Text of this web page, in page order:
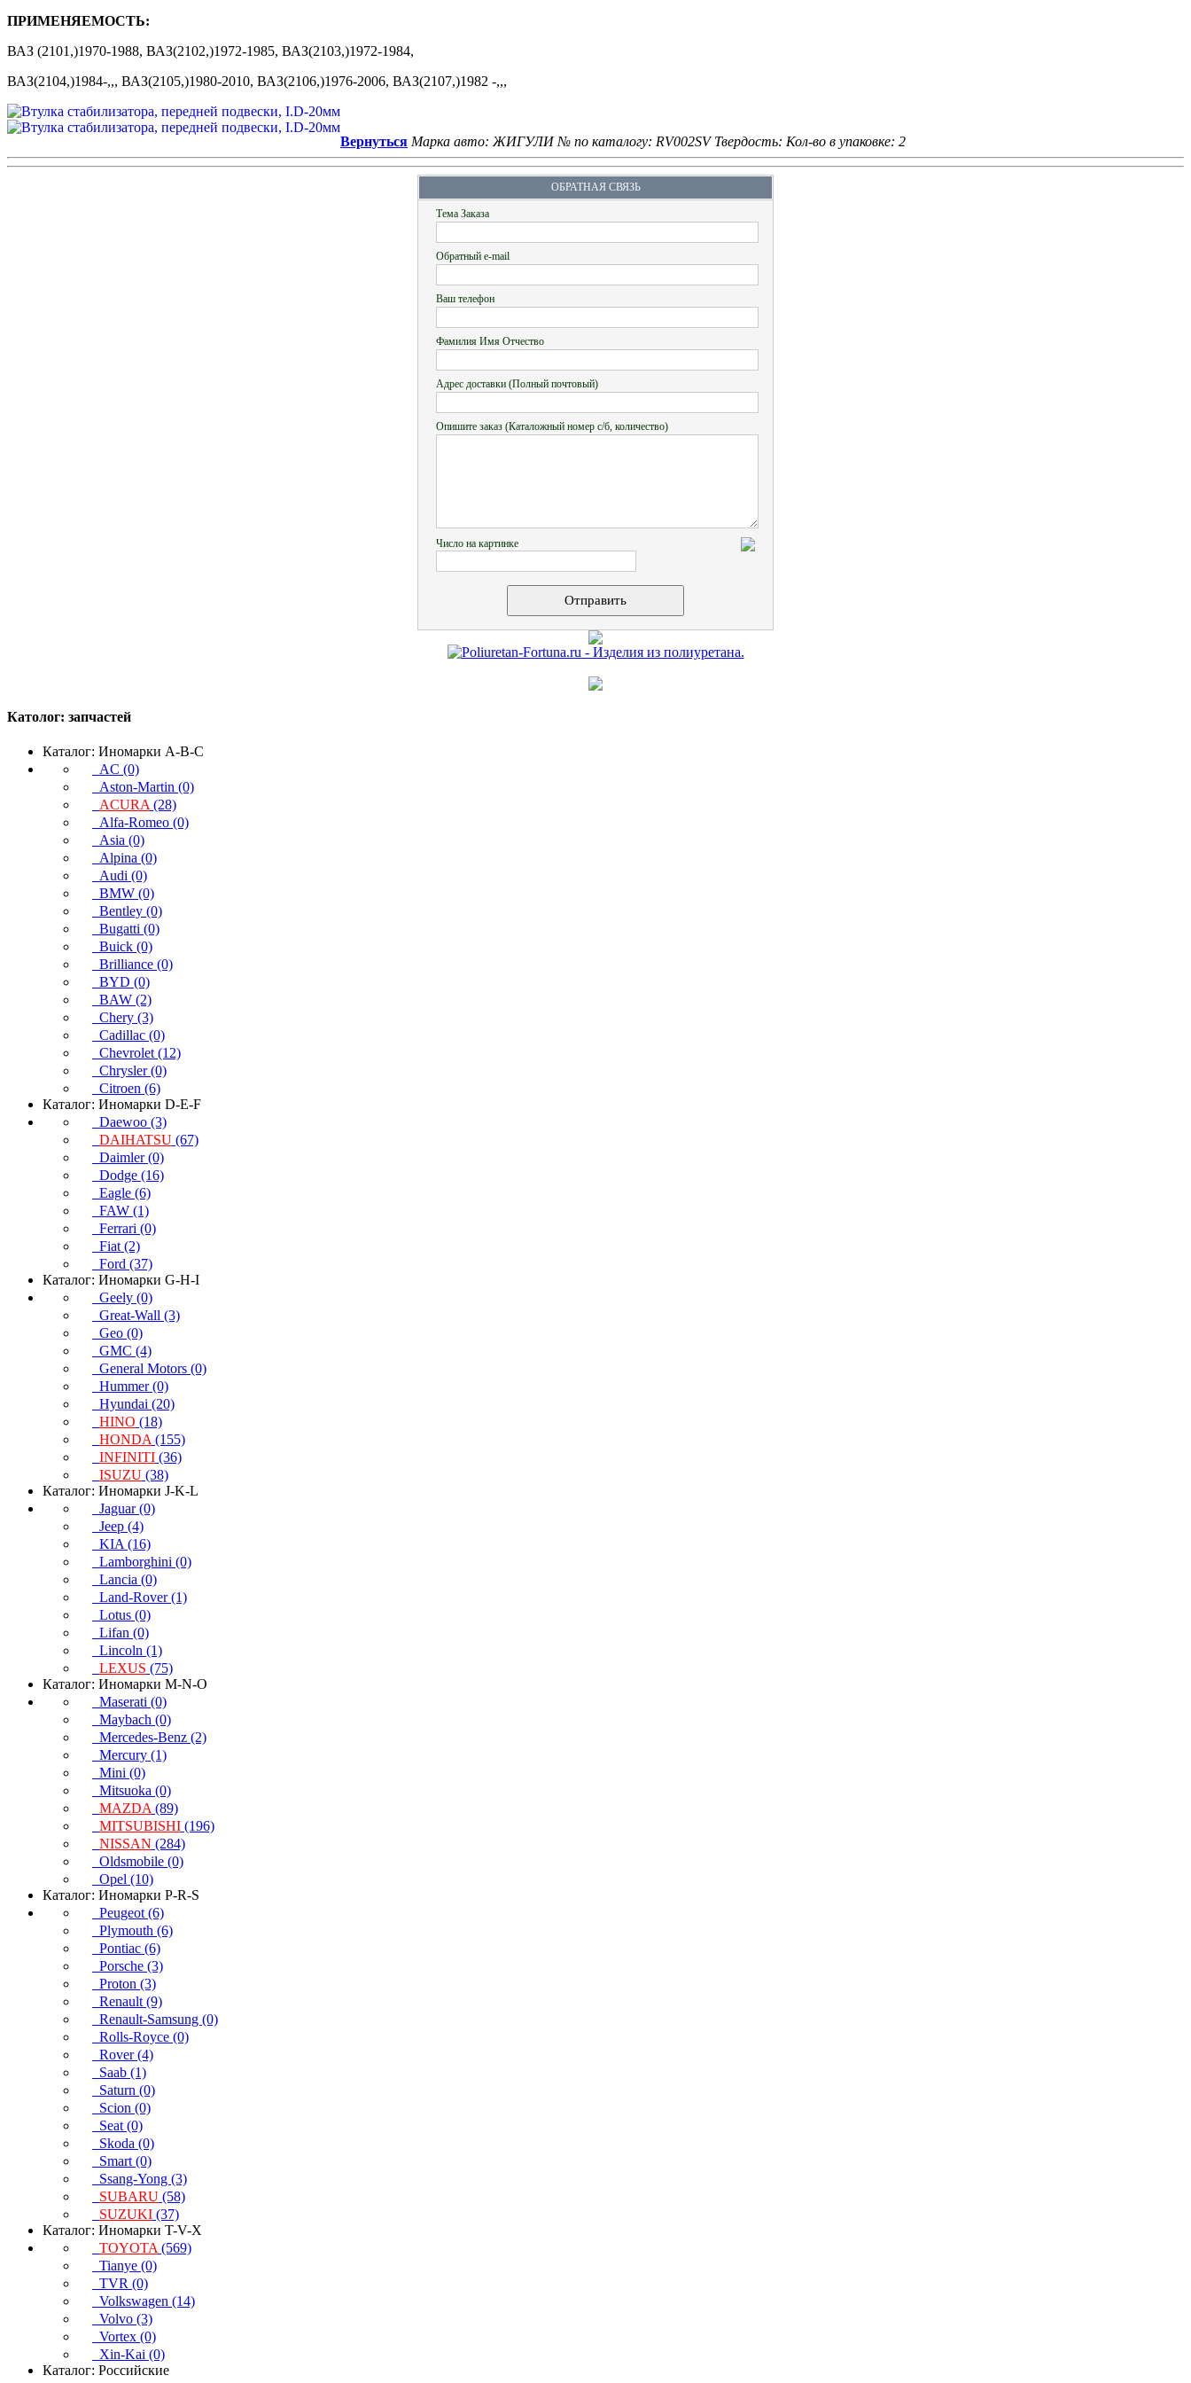
ПРИМЕНЯЕМОСТЬ:
ВАЗ (2101,)1970-1988, ВАЗ(2102,)1972-1985, ВАЗ(2103,)1972-1984,
ВАЗ(2104,)1984-,,, ВАЗ(2105,)1980-2010, ВАЗ(2106,)1976-2006, ВАЗ(2107,)1982 -,,,
Вернуться Марка авто: ЖИГУЛИ № по каталогу: RV002SV Твердость: Кол-во в упаковке: 2
ОБРАТНАЯ СВЯЗЬ
Тема Заказа
Обратный e-mail
Ваш телефон
Фамилия Имя Отчество
Адрес доставки (Полный почтовый)
Опишите заказ (Каталожный номер с/б, количество)
Число на картинке
Католог: запчастей
Каталог: Иномарки A-B-C
AC (0)
Aston-Martin (0)
ACURA (28)
Alfa-Romeo (0)
Asia (0)
Alpina (0)
Audi (0)
BMW (0)
Bentley (0)
Bugatti (0)
Buick (0)
Brilliance (0)
BYD (0)
BAW (2)
Chery (3)
Cadillac (0)
Chevrolet (12)
Chrysler (0)
Citroen (6)
Каталог: Иномарки D-E-F
Daewoo (3)
DAIHATSU (67)
Daimler (0)
Dodge (16)
Eagle (6)
FAW (1)
Ferrari (0)
Fiat (2)
Ford (37)
Каталог: Иномарки G-H-I
Geely (0)
Great-Wall (3)
Geo (0)
GMC (4)
General Motors (0)
Hummer (0)
Hyundai (20)
HINO (18)
HONDA (155)
INFINITI (36)
ISUZU (38)
Каталог: Иномарки J-K-L
Jaguar (0)
Jeep (4)
KIA (16)
Lamborghini (0)
Lancia (0)
Land-Rover (1)
Lotus (0)
Lifan (0)
Lincoln (1)
LEXUS (75)
Каталог: Иномарки M-N-O
Maserati (0)
Maybach (0)
Mercedes-Benz (2)
Mercury (1)
Mini (0)
Mitsuoka (0)
MAZDA (89)
MITSUBISHI (196)
NISSAN (284)
Oldsmobile (0)
Opel (10)
Каталог: Иномарки P-R-S
Peugeot (6)
Plymouth (6)
Pontiac (6)
Porsche (3)
Proton (3)
Renault (9)
Renault-Samsung (0)
Rolls-Royce (0)
Rover (4)
Saab (1)
Saturn (0)
Scion (0)
Seat (0)
Skoda (0)
Smart (0)
Ssang-Yong (3)
SUBARU (58)
SUZUKI (37)
Каталог: Иномарки T-V-X
TOYOTA (569)
Tianye (0)
TVR (0)
Volkswagen (14)
Volvo (3)
Vortex (0)
Xin-Kai (0)
Каталог: Российские